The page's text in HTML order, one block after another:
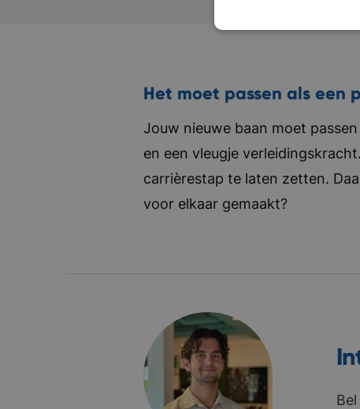
Het moet passen als een
Jouw nieuwe baan moet
en een vleugje
carrièrestap te laten zetten.
voor elkaar gemaakt?